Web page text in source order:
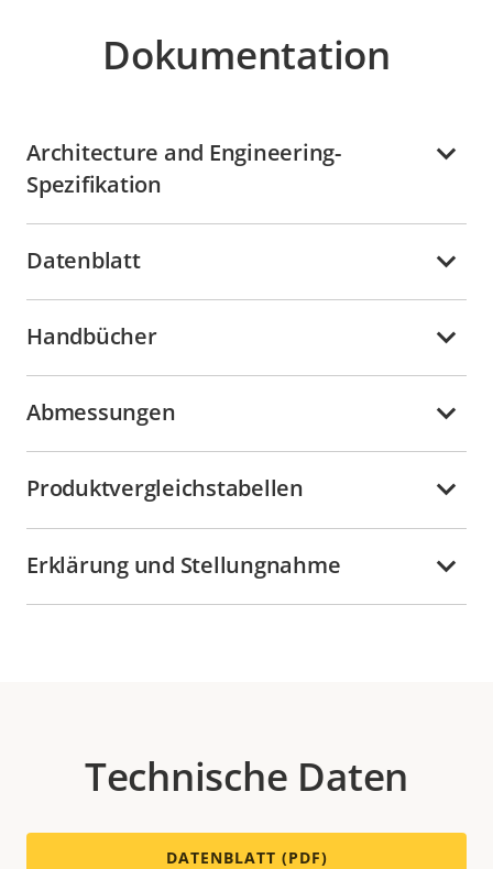
Dokumentation
Architecture and Engineering-
Spezifikation
Datenblatt
Handbücher
Abmessungen
Produktvergleichstabellen
Erklärung und Stellungnahme
Technische Daten
DATENBLATT (PDF)